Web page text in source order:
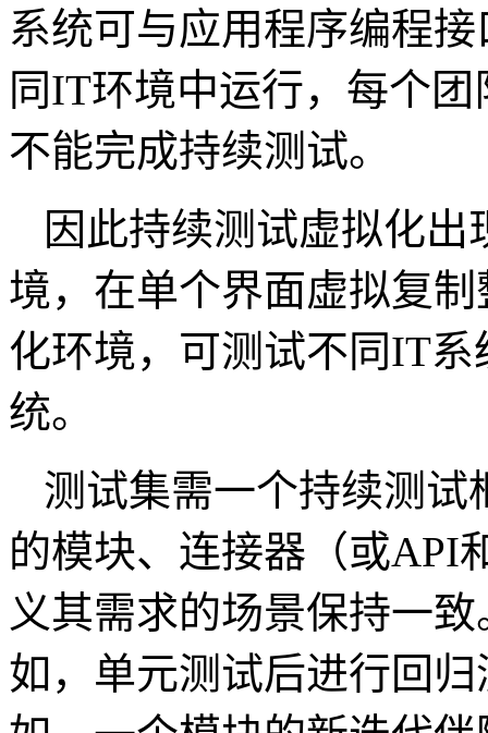
系统可与应用程序编程
同IT环境中运行，每个
不能完成持续测试。
因此持续测试虚拟化
境，在单个界面虚拟复
化环境，可测试不同IT
统。
测试集需一个持续测试
的模块、连接器（或API
义其需求的场景保持一
如，单元测试后进行回